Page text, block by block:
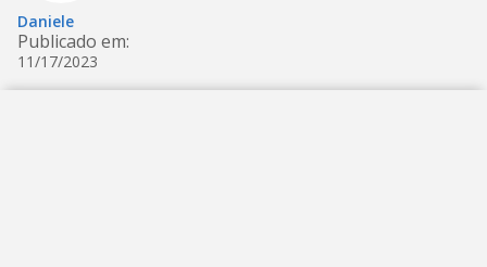
Daniele
Publicado em:
11/17/2023